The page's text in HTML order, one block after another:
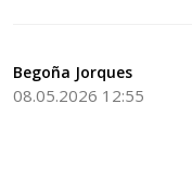
Begoña Jorques
08.05.2026 12:55